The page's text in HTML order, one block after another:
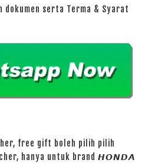
serta Terma & Syarat
free gift boleh pilih pilih
hanya untuk brand 𝙃𝙊𝙉𝘿𝘼